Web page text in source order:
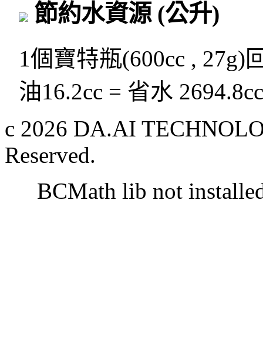
節約水資源 (公升)
1個寶特瓶(600cc , 27g)
油16.2cc = 省水
c 2026 DA.AI
Reserved.
BCMath lib not